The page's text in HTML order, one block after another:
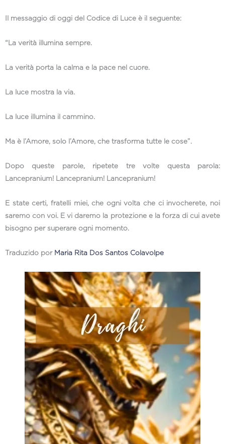
Il messaggio di oggi del Codice di Luce è il seguente:
“La verità illumina sempre.
La verità porta la calma e la pace nel cuore.
La luce mostra la via.
La luce illumina il cammino.
Ma è l’Amore, solo l’Amore, che trasforma tutte le cose”.
Dopo queste parole, ripetete tre volte questa parola:
Lancepranium! Lancepranium! Lancepranium!
E state certi, fratelli miei, che ogni volta che ci invocherete, noi
saremo con voi. E vi daremo la protezione e la forza di cui avete
bisogno per superare ogni momento.
Traduzido por Maria Rita Dos Santos Colavolpe